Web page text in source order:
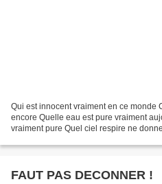
Qui est innocent vraiment en ce monde
encore Quelle eau est pure vraiment
vraiment pure Quel ciel respire ne
FAUT PAS DECONNER !